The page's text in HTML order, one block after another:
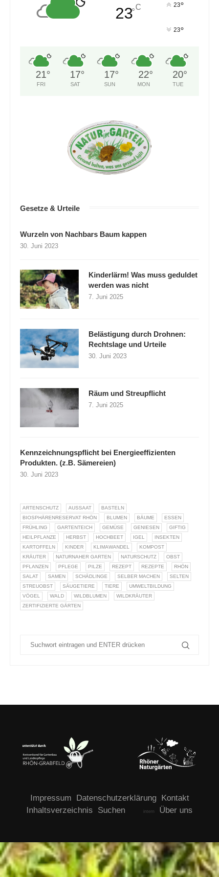
23°C 23°
23°
21°
FRI
17°
SAT
17°
SUN
22°
MON
20°
TUE
Gesetze & Urteile
Wurzeln von Nachbars Baum kappen
30. Juni 2023
Kinderlärm! Was muss geduldet
werden was nicht
7. Juni 2025
Belästigung durch Drohnen:
Rechtslage und Urteile
30. Juni 2023
Räum und Streupflicht
7. Juni 2025
Kennzeichnungspflicht bei Energieeffizienten
Produkten. (z.B. Sämereien)
30. Juni 2023
ARTENSCHUTZ AUSSAAT
BASTELN
BIOSPHÄRENRESERVAT RHÖN
BLUMEN BÄUME
ESSEN
FRÜHLING
GARTENTEICH GEMÜSE GENIESEN
GIFTIG
HEILPFLANZE
HERBST HOCHBEET IGEL
INSEKTEN
KARTOFFELN
KINDER KLIMAWANDEL
KOMPOST
KRÄUTER
NATURNAHER GARTEN NATURSCHUTZ
OBST
PFLANZEN
PFLEGE PILZE REZEPT REZEPTE
RHÖN
SALAT
SAMEN SCHÄDLINGE SELBER MACHEN
SELTEN
STREUOBST
SÄUGETIERE TIERE
UMWELTBILDUNG
VÖGEL
WALD WILDBLUMEN
WILDKRÄUTER
ZERTIFIZIERTE GÄRTEN
Impressum Datenschutzerklärung
Kontakt
Inhaltsverzeichnis
Suchen intern Über uns